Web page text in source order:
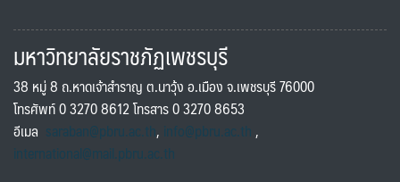
มหาวิทยาลัยราชภัฏเพชรบุรี
38 หมู่ 8 ถ.หาดเจ้าสำราญ ต.นาวุ้ง อ.เมือง จ.เพชรบุรี 76000
โทรศัพท์ 0 3270 8612 โทรสาร 0 3270 8653
อีเมล saraban@pbru.ac.th, info@pbru.ac.th,
international@mail.pbru.ac.th